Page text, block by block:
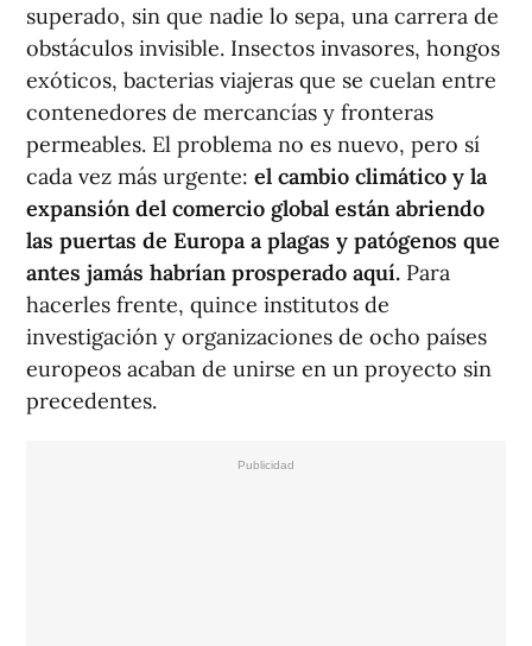
superado, sin que nadie lo sepa, una carrera de
obstáculos invisible. Insectos invasores, hongos
exóticos, bacterias viajeras que se cuelan entre
contenedores de mercancías y fronteras
permeables. El problema no es nuevo, pero sí
cada vez más urgente: el cambio climático y la
expansión del comercio global están abriendo
las puertas de Europa a plagas y patógenos que
antes jamás habrían prosperado aquí. Para
hacerles frente, quince institutos de
investigación y organizaciones de ocho países
europeos acaban de unirse en un proyecto sin
precedentes.